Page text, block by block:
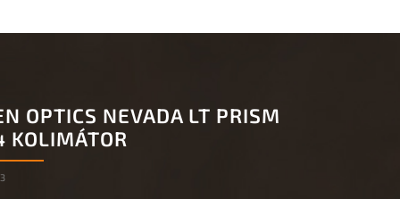
OPTICS NEVADA LT PRISM
KOLIMÁTOR